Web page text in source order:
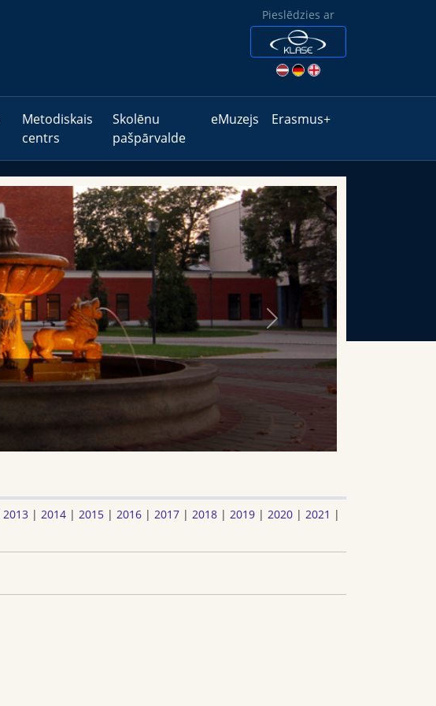
Pieslēdzies ar
Metodiskais
centrs
Skolēnu
pašpārvalde
eMuzejs Erasmus+
Next
2013 | 2014 | 2015 | 2016 | 2017 | 2018 | 2019 | 2020 | 2021 |